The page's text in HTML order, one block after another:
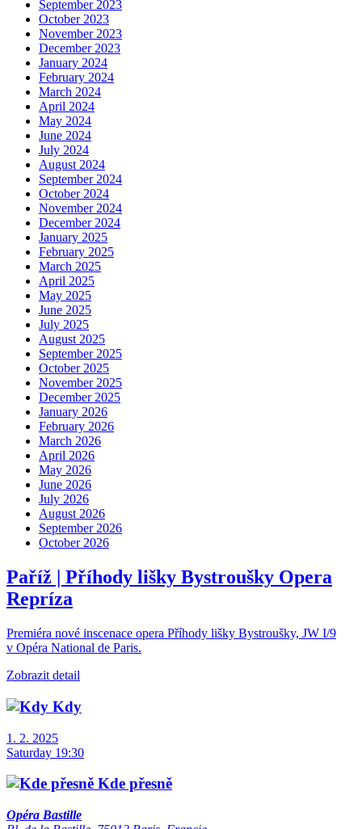
September 2023
October 2023
November 2023
December 2023
January 2024
February 2024
March 2024
April 2024
May 2024
June 2024
July 2024
August 2024
September 2024
October 2024
November 2024
December 2024
January 2025
February 2025
March 2025
April 2025
May 2025
June 2025
July 2025
August 2025
September 2025
October 2025
November 2025
December 2025
January 2026
February 2026
March 2026
April 2026
May 2026
June 2026
July 2026
August 2026
September 2026
October 2026
Paříž | Příhody lišky Bystroušky Opera
Repríza
Premiéra nové inscenace opera Příhody lišky Bystroušky, JW I/9
v Opéra National de Paris.
Zobrazit detail
Kdy
1. 2. 2025
Saturday 19:30
Kde přesně
Opéra Bastille